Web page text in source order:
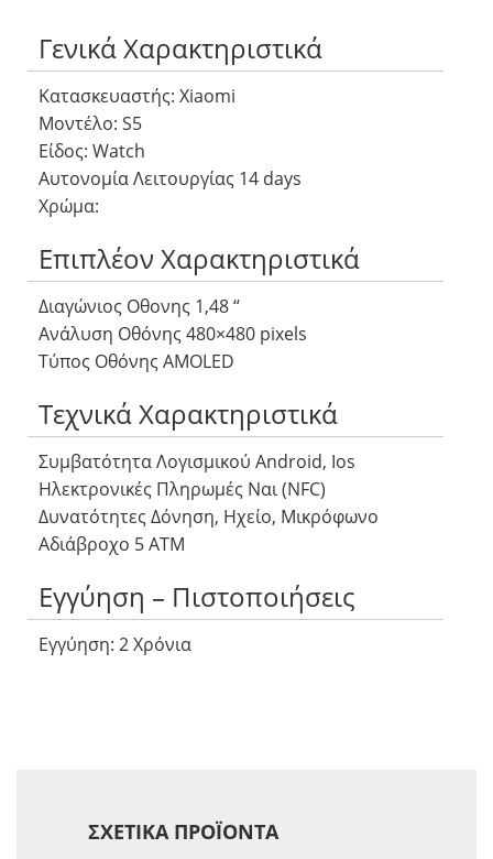
Γενικά Χαρακτηριστικά
Κατασκευαστής: Xiaomi
Μοντέλο: S5
Είδος: Watch
Αυτονομία Λειτουργίας 14 days
Χρώμα:
Επιπλέον Χαρακτηριστικά
Διαγώνιος Οθονης 1,48 “
Ανάλυση Οθόνης 480×480 pixels
Τύπος Οθόνης AMOLED
Τεχνικά Χαρακτηριστικά
Συμβατότητα Λογισμικού Android, Ios
Ηλεκτρονικές Πληρωμές Ναι (NFC)
Δυνατότητες Δόνηση, Ηχείο, Μικρόφωνο
Αδιάβροχο 5 ΑΤΜ
Εγγύηση – Πιστοποιήσεις
Εγγύηση: 2 Χρόνια
ΣΧΕΤΙΚΆ ΠΡΟΪΌΝΤΑ